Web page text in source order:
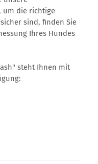
, um die richtige
sind, finden Sie
Ihres Hundes
steht Ihnen mit